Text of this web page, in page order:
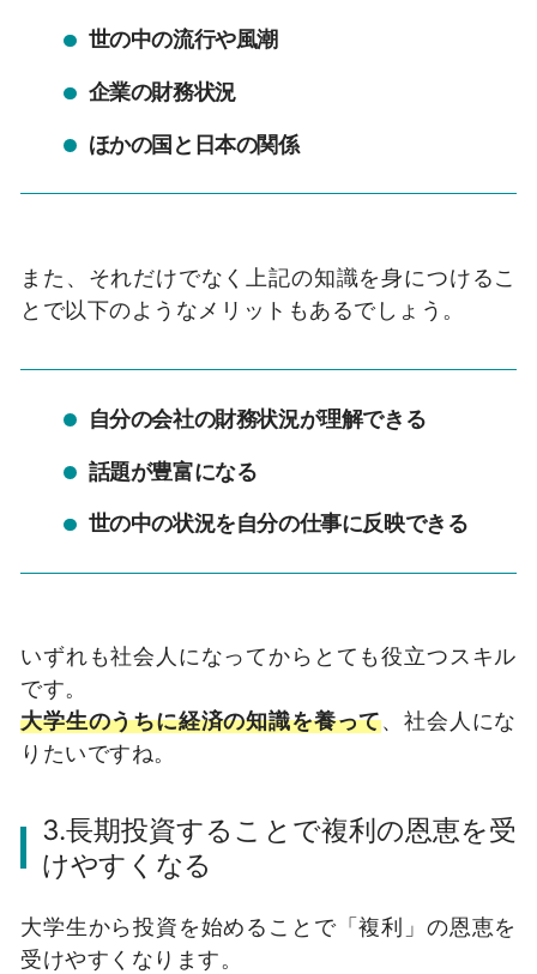
世の中の流行や風潮
企業の財務状況
ほかの国と日本の関係
また、それだけでなく上記の知識を身につけるこ
とで以下のようなメリットもあるでしょう。
自分の会社の財務状況が理解できる
話題が豊富になる
世の中の状況を自分の仕事に反映できる
いずれも社会人になってからとても役立つスキル
です。
大学生のうちに経済の知識を養って、社会人にな
りたいですね。
3.長期投資することで複利の恩恵を受
けやすくなる
大学生から投資を始めることで「複利」の恩恵を
受けやすくなります。